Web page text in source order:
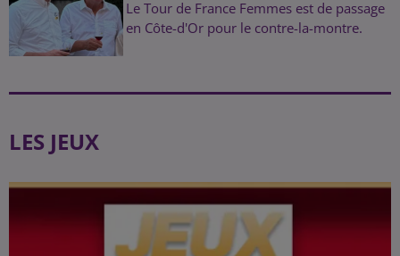
Le Tour de France Femmes est de passage
en Côte-d'Or pour le contre-la-montre.
LES JEUX